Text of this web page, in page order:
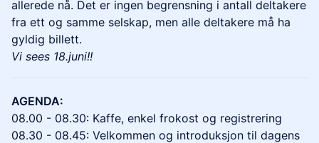
allerede nå. Det er ingen begrensning i antall deltakere
fra ett og samme selskap, men alle deltakere må ha
gyldig billett.
Vi sees 18.juni!!
AGENDA:
08.00 - 08.30: Kaffe, enkel frokost og registrering
08.30 - 08.45: Velkommen og introduksjon til dagens